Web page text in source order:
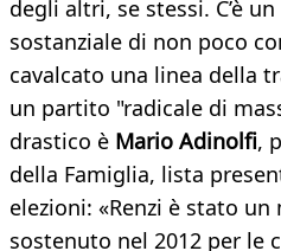
degli altri, se stessi. C’è
sostanziale di non poco
cavalcato una linea della
un partito "radicale di
drastico è Mario Adinolfi,
della Famiglia, lista
elezioni: «Renzi è stato un
sostenuto nel 2012 per le